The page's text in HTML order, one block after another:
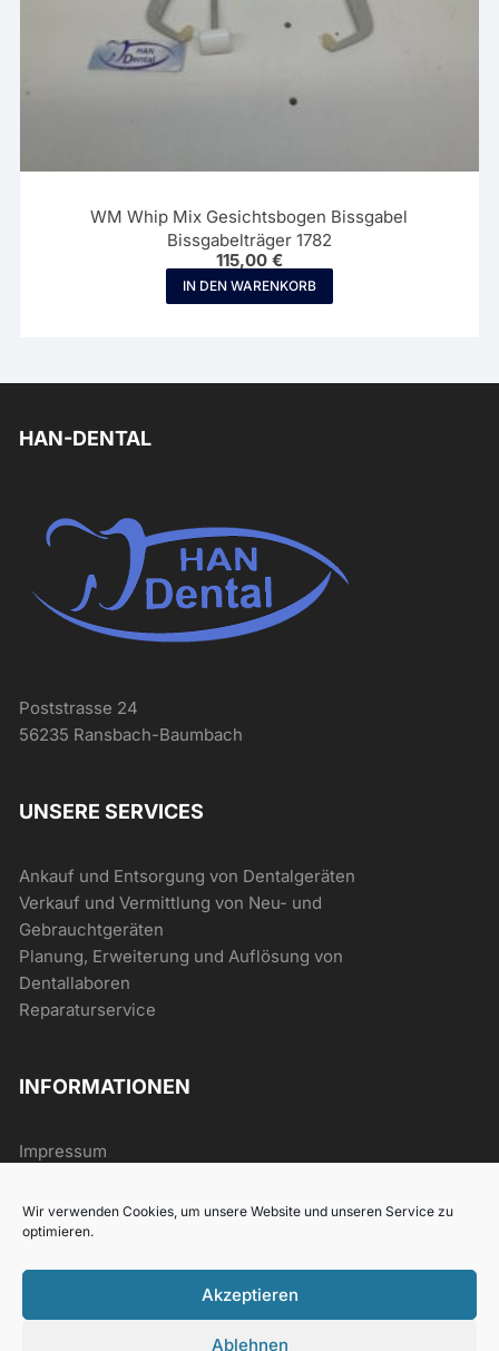
Wir verwenden Cookies, um unsere Website und unseren Service zu
optimieren.
Akzeptieren
Ablehnen
WM Whip Mix Gesichtsbogen Bissgabel
Bissgabelträger 1782
115,00 €
IN DEN WARENKORB
HAN-DENTAL
Poststrasse 24
56235 Ransbach-Baumbach
UNSERE SERVICES
Ankauf und Entsorgung von Dentalgeräten
Verkauf und Vermittlung von Neu- und
Gebrauchtgeräten
Planung, Erweiterung und Auflösung von
Dentallaboren
Reparaturservice
INFORMATIONEN
Impressum
Datenschutz
Widerrufsrecht